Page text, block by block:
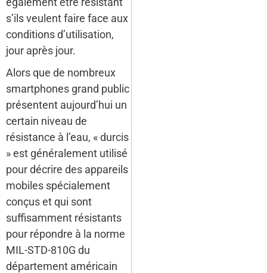
s’ils veulent faire face aux
conditions d’utilisation,
jour après jour.
Alors que de nombreux
smartphones grand public
présentent aujourd’hui un
certain niveau de
résistance à l’eau, « durcis
» est généralement utilisé
pour décrire des appareils
mobiles spécialement
conçus et qui sont
suffisamment résistants
pour répondre à la norme
MIL-STD-810G du
département américain